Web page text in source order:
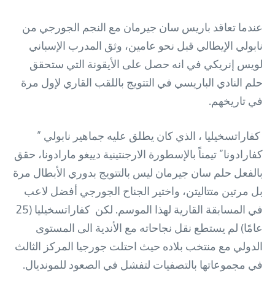
عندما تعاقد باريس سان جيرمان مع النجم الجورجي من
نابولي الإيطالي قبل نحو عامين، وثق المدرب الإسباني
لويس إنريكي في انه حصل على الأيقونة التي ستحقق
حلم النادي الباريسي في التتويج باللقب القاري لإول مرة
في تاريخهم.
كفاراتسخيليا ، الذي كان يطلق عليه جماهير نابولي ”
كفارادونا” تيمناً بالإسطورة الارجنتينية دييغو مارادونا، حقق
بالفعل حلم سان جيرمان ليس بالتتويج بدوري الأبطال مرة
بل مرتين متتاليتن، واختير الجناح الجورجي أفضل لاعب
في المسابقة القارية لهذا الموسم. لكن
كفاراتسخيليا (25
عامًا) لم يستطع نقل نجاحاته مع الأندية الى المستوى
الدولي مع منتخب بلاده حيث احتلت جورجيا المركز الثالث
في مجموعاتها بالتصفيات لتفشل في الصعود للمونديال.